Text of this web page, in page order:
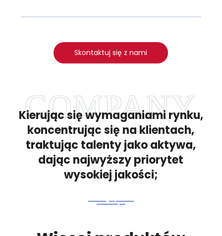
Skontaktuj się z nami
Kierując się wymaganiami rynku,
koncentrując się na klientach,
traktując talenty jako aktywa,
dając najwyższy priorytet
wysokiej jakości;